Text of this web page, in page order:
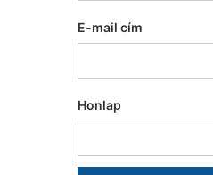
E-mail cím
Honlap